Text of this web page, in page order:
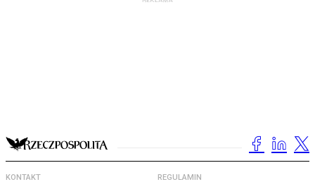
KONTAKT REGULAMIN